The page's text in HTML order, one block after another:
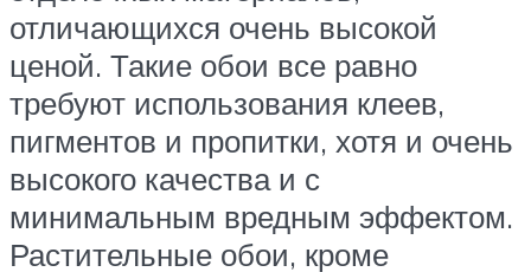
отличающихся очень высокой
ценой. Такие обои все равно
требуют использования клеев,
пигментов и пропитки, хотя и очень
высокого качества и с
минимальным вредным эффектом.
Растительные обои, кроме